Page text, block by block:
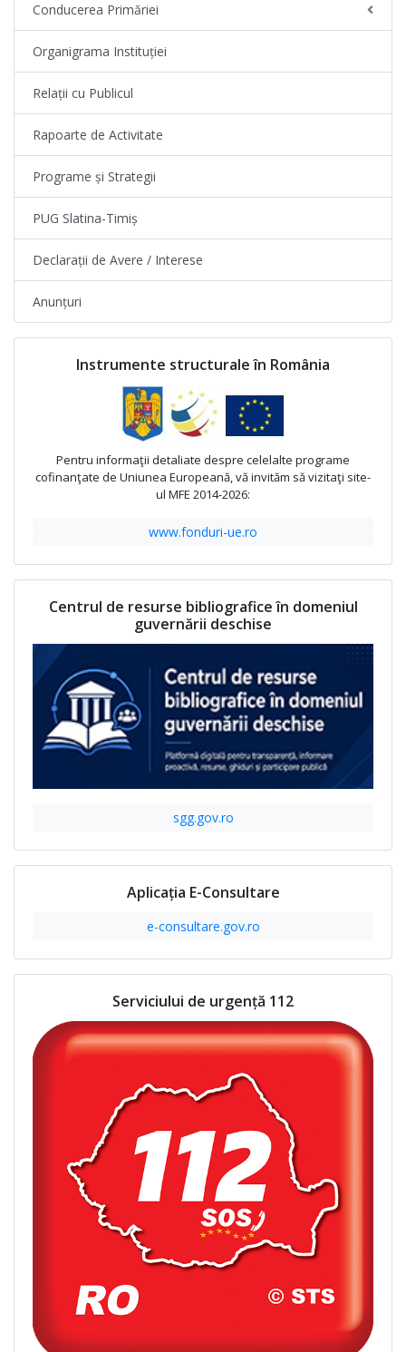
Conducerea Primăriei
Organigrama Instituției
Relații cu Publicul
Rapoarte de Activitate
Programe și Strategii
PUG Slatina-Timiș
Declarații de Avere / Interese
Anunțuri
Instrumente structurale în România
Pentru informaţii detaliate despre celelalte programe
cofinanţate de Uniunea Europeană, vă invităm să vizitaţi site-
ul MFE 2014-2026:
www.fonduri-ue.ro
Centrul de resurse bibliografice în domeniul
guvernării deschise
sgg.gov.ro
Aplicația E-Consultare
e-consultare.gov.ro
Serviciului de urgență 112